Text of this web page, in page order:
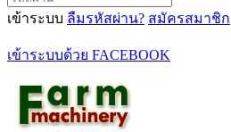
เข้าระบบ ลืมรหัสผ่าน? สมัครสมาชิก
เข้าระบบด้วย FACEBOOK